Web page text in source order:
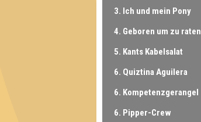
3. Ich und mein Pony
4. Geboren um zu raten
5. Kants Kabelsalat
6. Quiztina Aguilera
6. Kompetenzgerangel
6. Pipper-Crew